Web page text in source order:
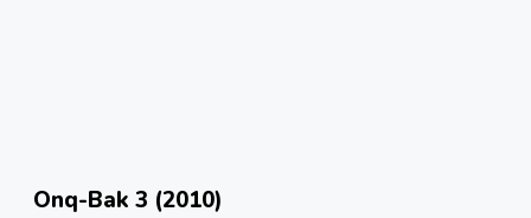
Onq-Bak 3 (2010)